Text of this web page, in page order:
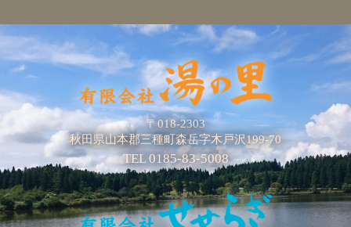
〒018-2303
秋田県山本郡三種町森岳字木戸沢199-70
TEL 0185-83-5008